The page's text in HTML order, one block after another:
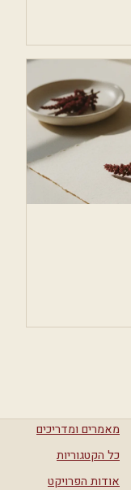
מאמרים ומדריכים
כל הקטגוריות
אודות הפרויקט